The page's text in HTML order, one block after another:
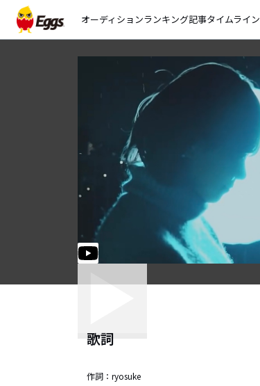
オーディションランキング記事タイムライン
歌詞
作詞： ryosuke